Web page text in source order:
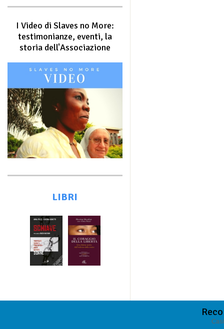
I Video di Slaves no More:
testimonianze, eventi, la
storia dell'Associazione
LIBRI